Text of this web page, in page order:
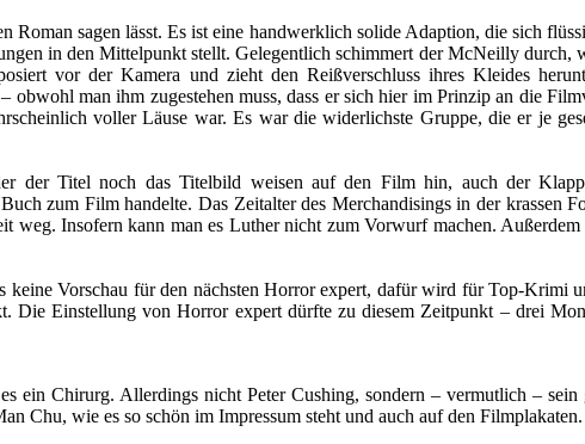
Roman sagen lässt. Es ist eine handwerklich solide Adaption, die sich
in den Mittelpunkt stellt. Gelegentlich schimmert der McNeilly
vor der Kamera und zieht den Reißverschluss ihres Kleides
obwohl man ihm zugestehen muss, dass er sich hier im Prinzip an die
voller Läuse war. Es war die widerlichste Gruppe, die er je
der Titel noch das Titelbild weisen auf den Film hin, auch der
zum Film handelte. Das Zeitalter des Merchandisings in der krassen
weg. Insofern kann man es Luther nicht zum Vorwurf machen.
keine Vorschau für den nächsten Horror expert, dafür wird für Top-Krimi
Einstellung von Horror expert dürfte zu diesem Zeitpunkt – drei
ein Chirurg. Allerdings nicht Peter Cushing, sondern – vermutlich –
Chu, wie es so schön im Impressum steht und auch auf den Filmplakaten.